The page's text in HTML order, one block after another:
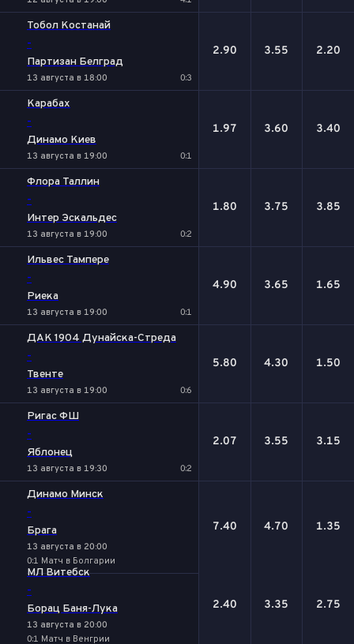
Тобол Костанай
-
Партизан Белград
13 августа в 18:00 0:3
2.90 3.55 2.20
Карабах
-
Динамо Киев
13 августа в 19:00 0:1
1.97 3.60 3.40
Флора Таллин
-
Интер Эскальдес
13 августа в 19:00 0:2
1.80 3.75 3.85
Ильвес Тампере
-
Риека
13 августа в 19:00 0:1
4.90 3.65 1.65
ДАК 1904 Дунайска-Стреда
-
Твенте
13 августа в 19:00 0:6
5.80 4.30 1.50
Ригас ФШ
-
Яблонец
13 августа в 19:30 0:2
2.07 3.55 3.15
Динамо Минск
-
Брага
13 августа в 20:00
0:1 Матч в Болгарии
7.40 4.70 1.35
МЛ Витебск
-
Борац Баня-Лука
13 августа в 20:00
0:1 Матч в Венгрии
2.40 3.35 2.75